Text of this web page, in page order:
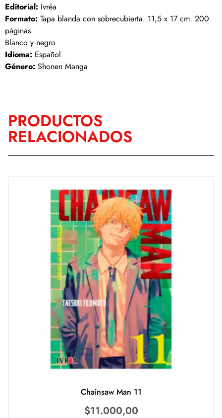
Editorial: Ivréa
Formato: Tapa blanda con sobrecubierta. 11,5 x 17 cm. 200
páginas.
Blanco y negro
Idioma: Español
Género: Shonen Manga
PRODUCTOS
RELACIONADOS
Chainsaw Man 11
$11.000,00